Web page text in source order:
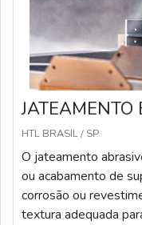
JATEAMENTO
HTL BRASIL / SP
O jateamento
ou acabamento de
corrosão ou
textura adequada